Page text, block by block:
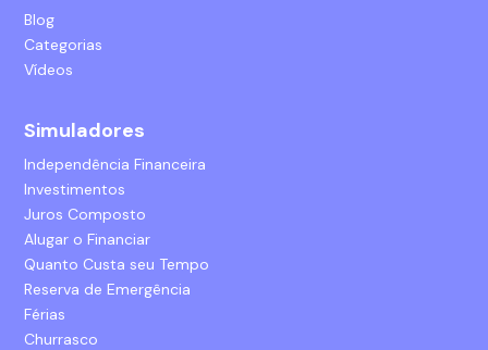
Blog
Categorias
Vídeos
Simuladores
Independência Financeira
Investimentos
Juros Composto
Alugar o Financiar
Quanto Custa seu Tempo
Reserva de Emergência
Férias
Churrasco